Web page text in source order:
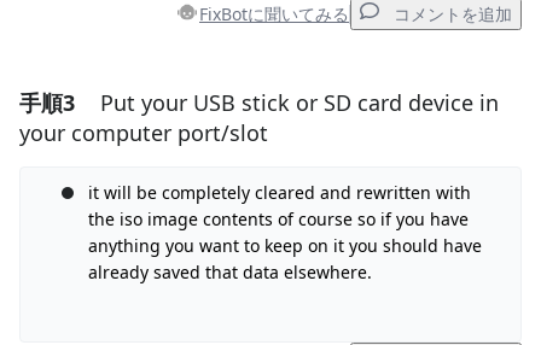
FixBotに聞いてみる コメントを追加
コメントを追加
キャンセル
手順3
Put your USB stick or SD card device in
your computer port/slot
it will be completely cleared and rewritten with
the iso image contents of course so if you have
anything you want to keep on it you should have
already saved that data elsewhere.